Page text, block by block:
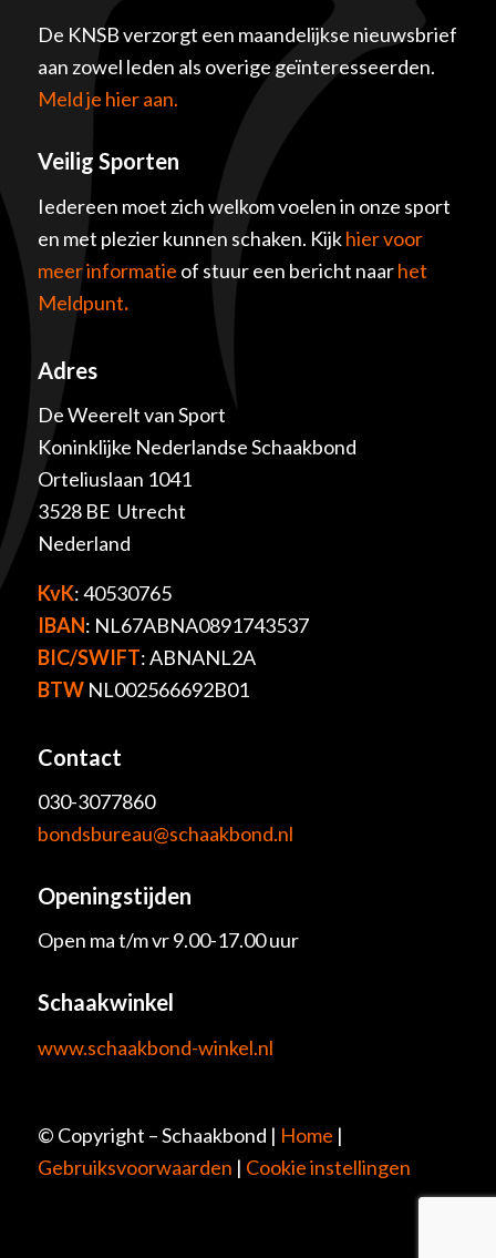
De KNSB verzorgt een maandelijkse nieuwsbrief
aan zowel leden als overige geïnteresseerden.
Meld je hier aan.
Veilig Sporten
Iedereen moet zich welkom voelen in onze sport
en met plezier kunnen schaken. Kijkhier voor
meer informatie of stuur een bericht naarhet
Meldpunt.
Adres
De Weerelt van Sport
Koninklijke Nederlandse Schaakbond
Orteliuslaan 1041
3528 BE Utrecht
Nederland
KvK: 40530765
IBAN: NL67ABNA0891743537
BIC/SWIFT: ABNANL2A
BTWNL002566692B01
Contact
030-3077860
bondsbureau@schaakbond.nl
Openingstijden
Open ma t/m vr 9.00-17.00 uur
Schaakwinkel
www.schaakbond-winkel.nl
© Copyright – Schaakbond | Home |
Gebruiksvoorwaarden | Cookie instellingen